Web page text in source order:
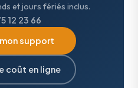
et jours fériés inclus.
12 23 66
support
coût en ligne